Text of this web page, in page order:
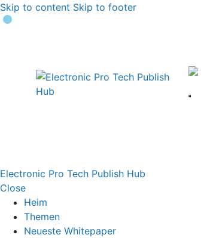
Skip to content Skip to footer
Electronic Pro Tech Publish Hub
Close
Heim
Themen
Neueste Whitepaper